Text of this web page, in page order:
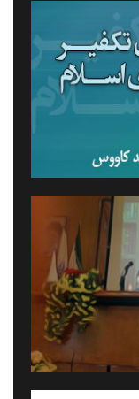
تکفیر و